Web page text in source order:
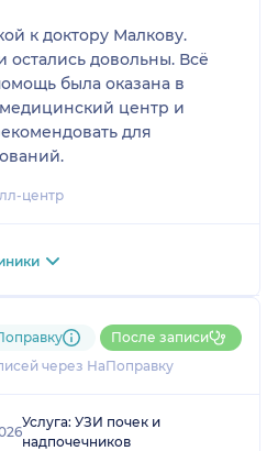
к доктору Малкову.
довольны. Всё
была оказана в
центр и
для
центр
через НаПоправку
После записи
Услуга: УЗИ почек и
надпочечников